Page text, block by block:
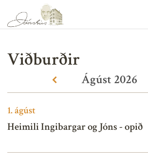
Viðburðir
Ágúst 2026
«
1.ágúst
Heimili Ingibargar og Jóns - opið